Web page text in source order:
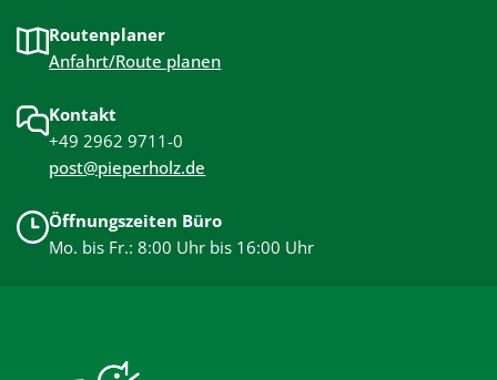
Routenplaner
Anfahrt/Route planen
Kontakt
+49 2962 9711-0
post@pieperholz.de
Öffnungszeiten Büro
Mo. bis Fr.: 8:00 Uhr bis 16:00 Uhr